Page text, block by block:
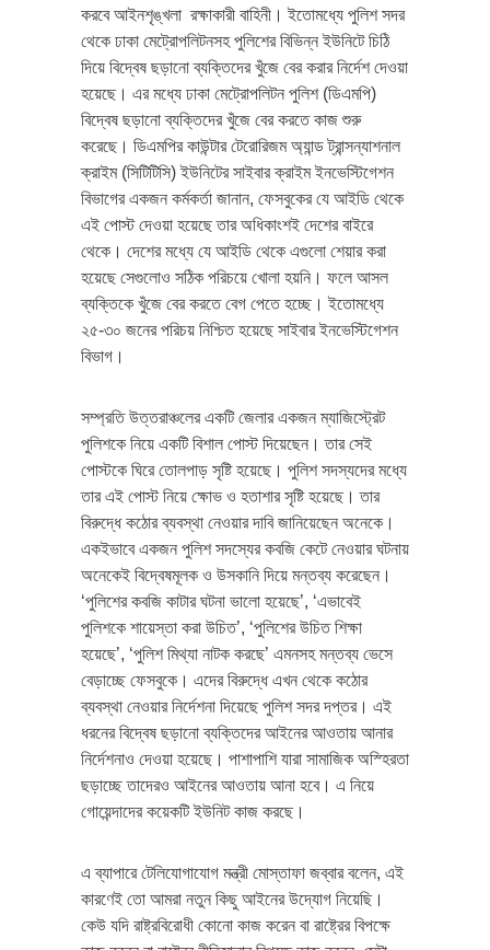
করবে আইনশৃঙ্খলা রক্ষাকারী বাহিনী। ইতোমধ্যে পুলিশ সদর
থেকে ঢাকা মেট্রোপলিটনসহ পুলিশের বিভিন্ন ইউনিটে চিঠি
দিয়ে বিদ্বেষ ছড়ানো ব্যক্তিদের খুঁজে বের করার নির্দেশ দেওয়া
হয়েছে। এর মধ্যে ঢাকা মেট্রোপলিটন পুলিশ (ডিএমপি)
বিদ্বেষ ছড়ানো ব্যক্তিদের খুঁজে বের করতে কাজ শুরু
করেছে। ডিএমপির কাউন্টার টেরোরিজম অ্যান্ড ট্রান্সন্যাশনাল
ক্রাইম (সিটিটিসি) ইউনিটের সাইবার ক্রাইম ইনভেস্টিগেশন
বিভাগের একজন কর্মকর্তা জানান, ফেসবুকের যে আইডি থেকে
এই পোস্ট দেওয়া হয়েছে তার অধিকাংশই দেশের বাইরে
থেকে। দেশের মধ্যে যে আইডি থেকে এগুলো শেয়ার করা
হয়েছে সেগুলোও সঠিক পরিচয়ে খোলা হয়নি। ফলে আসল
ব্যক্তিকে খুঁজে বের করতে বেগ পেতে হচ্ছে। ইতোমধ্যে
২৫-৩০ জনের পরিচয় নিশ্চিত হয়েছে সাইবার ইনভেস্টিগেশন
বিভাগ।
সম্প্রতি উত্তরাঞ্চলের একটি জেলার একজন ম্যাজিস্ট্রেট
পুলিশকে নিয়ে একটি বিশাল পোস্ট দিয়েছেন। তার সেই
পোস্টকে ঘিরে তোলপাড় সৃষ্টি হয়েছে। পুলিশ সদস্যদের মধ্যে
তার এই পোস্ট নিয়ে ক্ষোভ ও হতাশার সৃষ্টি হয়েছে। তার
বিরুদ্ধে কঠোর ব্যবস্থা নেওয়ার দাবি জানিয়েছেন অনেকে।
একইভাবে একজন পুলিশ সদস্যের কবজি কেটে নেওয়ার ঘটনায়
অনেকেই বিদ্বেষমূলক ও উসকানি দিয়ে মন্তব্য করেছেন।
‘পুলিশের কবজি কাটার ঘটনা ভালো হয়েছে’, ‘এভাবেই
পুলিশকে শায়েস্তা করা উচিত’, ‘পুলিশের উচিত শিক্ষা
হয়েছে’, ‘পুলিশ মিথ্যা নাটক করছে’ এমনসহ মন্তব্য ভেসে
বেড়াচ্ছে ফেসবুকে। এদের বিরুদ্ধে এখন থেকে কঠোর
ব্যবস্থা নেওয়ার নির্দেশনা দিয়েছে পুলিশ সদর দপ্তর। এই
ধরনের বিদ্বেষ ছড়ানো ব্যক্তিদের আইনের আওতায় আনার
নির্দেশনাও দেওয়া হয়েছে। পাশাপাশি যারা সামাজিক অস্হিরতা
ছড়াচ্ছে তাদেরও আইনের আওতায় আনা হবে। এ নিয়ে
গোয়েন্দাদের কয়েকটি ইউনিট কাজ করছে।
এ ব্যাপারে টেলিযোগাযোগ মন্ত্রী মোস্তাফা জব্বার বলেন, এই
কারণেই তো আমরা নতুন কিছু আইনের উদ্যোগ নিয়েছি।
কেউ যদি রাষ্ট্রবিরোধী কোনো কাজ করেন বা রাষ্ট্রের বিপক্ষে